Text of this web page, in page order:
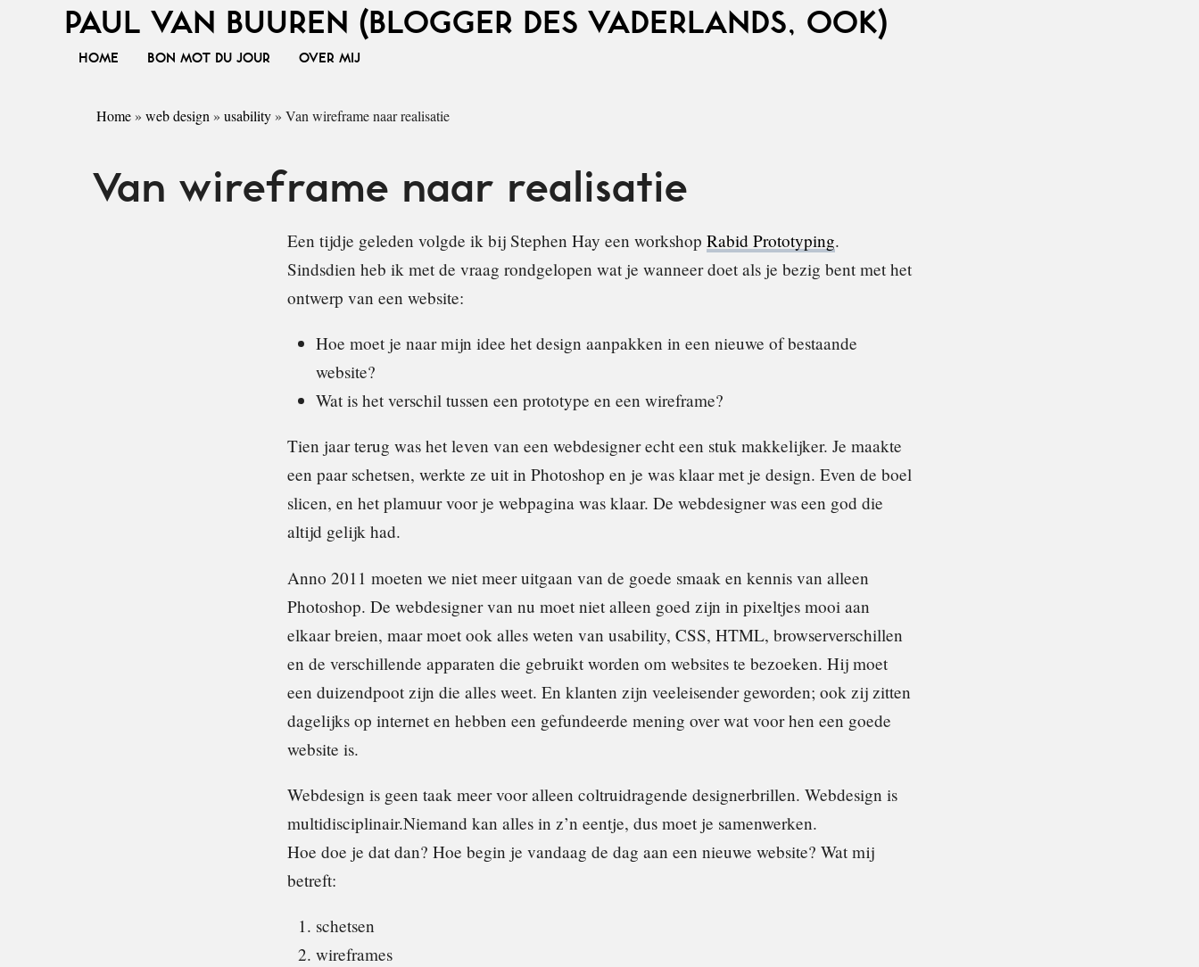
PAUL VAN BUUREN (BLOGGER DES VADERLANDS, OOK)
HOME BON MOT DU JOUR OVER MIJ
Home » web design » usability » Van wireframe naar realisatie
Van wireframe naar realisatie
Een tijdje geleden volgde ik bij Stephen Hay een workshop Rabid Prototyping.
Sindsdien heb ik met de vraag rondgelopen wat je wanneer doet als je bezig bent met het
ontwerp van een website:
Hoe moet je naar mijn idee het design aanpakken in een nieuwe of bestaande
website?
Wat is het verschil tussen een prototype en een wireframe?
Tien jaar terug was het leven van een webdesigner echt een stuk makkelijker. Je maakte
een paar schetsen, werkte ze uit in Photoshop en je was klaar met je design. Even de boel
slicen, en het plamuur voor je webpagina was klaar. De webdesigner was een god die
altijd gelijk had.
Anno 2011 moeten we niet meer uitgaan van de goede smaak en kennis van alleen
Photoshop. De webdesigner van nu moet niet alleen goed zijn in pixeltjes mooi aan
elkaar breien, maar moet ook alles weten van usability, CSS, HTML, browserverschillen
en de verschillende apparaten die gebruikt worden om websites te bezoeken. Hij moet
een duizendpoot zijn die alles weet. En klanten zijn veeleisender geworden; ook zij zitten
dagelijks op internet en hebben een gefundeerde mening over wat voor hen een goede
website is.
Webdesign is geen taak meer voor alleen coltruidragende designerbrillen. Webdesign is
multidisciplinair.Niemand kan alles in z’n eentje, dus moet je samenwerken.
Hoe doe je dat dan? Hoe begin je vandaag de dag aan een nieuwe website? Wat mij
betreft:
schetsen
wireframes